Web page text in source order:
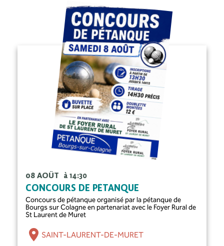
08 AOÛT à 14:30
CONCOURS DE PÉTANQUE
Concours de pétanque organisé par la pétanque de
Bourgs sur Colagne en partenariat avec le Foyer Rural de
St Laurent de Muret
SAINT-LAURENT-DE-MURET